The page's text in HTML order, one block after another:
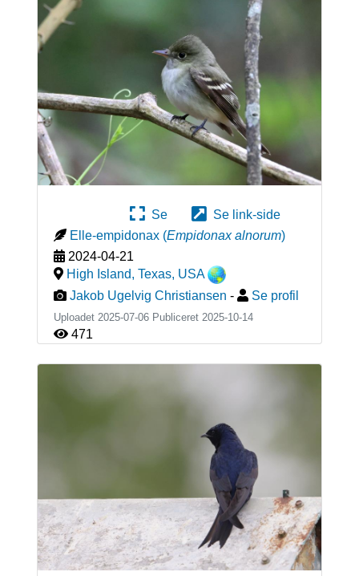
Se
Se link-side
Elle-empidonax (Empidonax alnorum)
2024-04-21
High Island, Texas, USA
Jakob Ugelvig Christiansen - Se profil
Uploadet 2025-07-06 Publiceret 2025-10-14
471